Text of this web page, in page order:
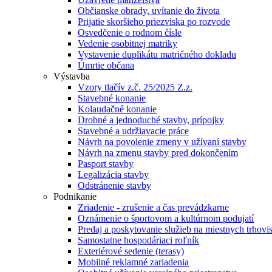
Občianske obrady, uvítanie do života
Prijatie skoršieho priezviska po rozvode
Osvedčenie o rodnom čísle
Vedenie osobitnej matriky
Vystavenie duplikátu matričného dokladu
Úmrtie občana
Výstavba
Vzory tlačív z.č. 25/2025 Z.z.
Stavebné konanie
Kolaudačné konanie
Drobné a jednoduché stavby, prípojky
Stavebné a udržiavacie práce
Návrh na povolenie zmeny v užívaní stavby
Návrh na zmenu stavby pred dokončením
Pasport stavby
Legalizácia stavby
Odstránenie stavby
Podnikanie
Zriadenie - zrušenie a čas prevádzkarne
Oznámenie o športovom a kultúrnom podujatí
Predaj a poskytovanie služieb na miestnych
Samostatne hospodáriaci roľník
Exteriérové sedenie (terasy)
Mobilné reklamné zariadenia